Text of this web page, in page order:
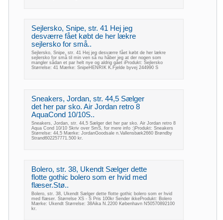
Sejlersko, Snipe, str. 41 Hej jeg
desværre fået købt de her lækre
sejlersko for små..
Sejlersko, Snipe, str. 41 Hej jeg desværre fået købt de her lækre
sejlersko for små til min ven så nu håber jeg at der nogen som
mangler sådan et par helt nye og aldrig gået iProdukt: Sejlersko
Størrelse: 41 Mærke: SnipeHENRIK K.Fjelde byvej 244990 S
Sneakers, Jordan, str. 44,5 Sælger
det her par sko. Air Jordan retro 8
AquaCond 10/10S..
Sneakers, Jordan, str. 44,5 Sælger det her par sko. Air Jordan retro 8
Aqua Cond 10/10 Skriv over SmS, for mere info :)Produkt: Sneakers
Størrelse: 44,5 Mærke: JordanGoodsale n.Vallensbæk2660 Brøndby
Strand602257771.500 kr.
Bolero, str. 38, Ukendt Sælger dette
flotte gothic bolero som er hvid med
flæser.Stø..
Bolero, str. 38, Ukendt Sælger dette flotte gothic bolero som er hvid
med flæser. Størrelse XS - S Pris 100kr Sender ikkeProdukt: Bolero
Mærke: Ukendt Størrelse: 38Aika N.2200 København N50570892100
kr.